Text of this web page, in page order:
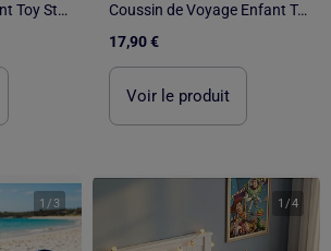
Drap de Plage Enfant Toy Story Disney Pixar 70x140 cm 100% Polyester
Coussin de Voyage Enfant Toy Story Disney Pixar
17,90 €
Voir le produit
1 /3 1 /4